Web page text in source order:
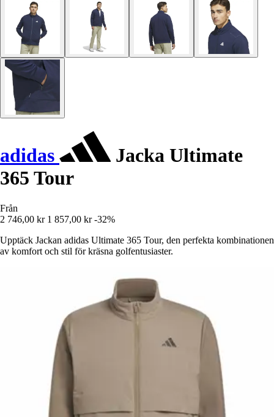
adidas
Jacka Ultimate
365 Tour
Från
2 746,00 kr 1 857,00 kr -32%
Upptäck Jackan adidas Ultimate 365 Tour, den perfekta kombinationen
av komfort och stil för kräsna golfentusiaster.